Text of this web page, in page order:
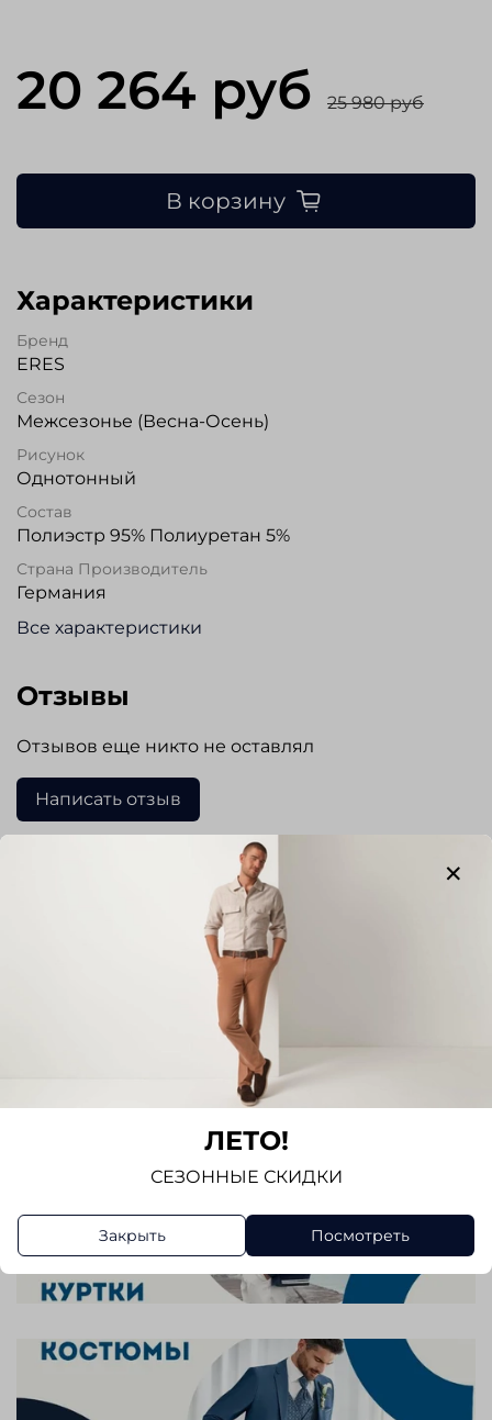
20 264 руб 25 980 руб
В корзину
Характеристики
Бренд
ERES
Сезон
Межсезонье (Весна-Осень)
Рисунок
Однотонный
Состав
Полиэстр 95% Полиуретан 5%
Страна Производитель
Германия
Все характеристики
Отзывы
Отзывов еще никто не оставлял
Написать отзыв
ЛЕТО!
СЕЗОННЫЕ СКИДКИ
Закрыть Посмотреть